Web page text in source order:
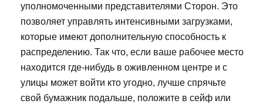
уполномоченными представителями Сторон. Это
позволяет управлять интенсивными загрузками,
которые имеют дополнительную способность к
распределению. Так что, если ваше рабочее место
находится где-нибудь в оживленном центре и с
улицы может войти кто угодно, лучше спрячьте
свой бумажник подальше, положите в сейф или